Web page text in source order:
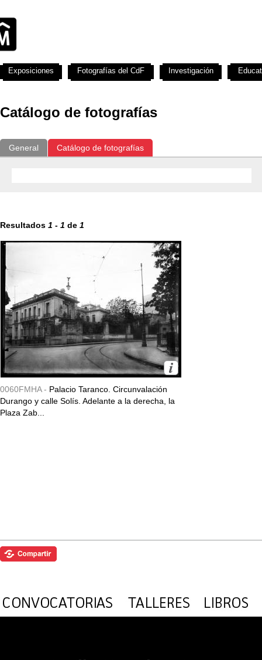
Catálogo de fotografías
General Catálogo de fotografías
Resultados 1 - 1 de 1
0060FMHA - Palacio Taranco. Circunvalación
Durango y calle Solís. Adelante a la derecha, la
Plaza Zab...
Exposiciones Fotografías del CdF Investigación